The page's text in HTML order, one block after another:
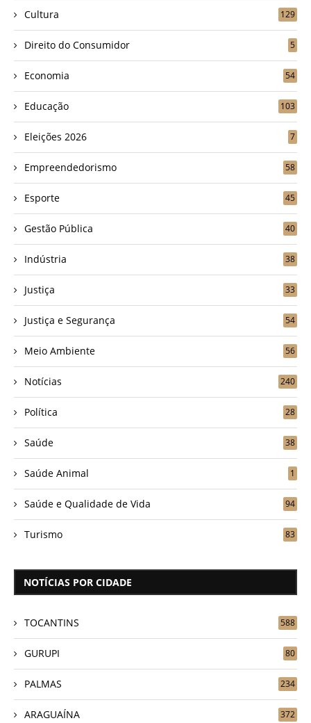
Cultura 129
Direito do Consumidor 5
Economia 54
Educação 103
Eleições 2026 7
Empreendedorismo 58
Esporte 45
Gestão Pública 40
Indústria 38
Justiça 33
Justiça e Segurança 54
Meio Ambiente 56
Notícias 240
Política 28
Saúde 38
Saúde Animal 1
Saúde e Qualidade de Vida 94
Turismo 83
NOTÍCIAS POR CIDADE
TOCANTINS 588
GURUPI 80
PALMAS 234
ARAGUAÍNA 372